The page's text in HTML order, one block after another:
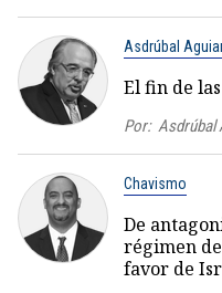
Asdrúbal
El fin de
Por: Asdrúbal
Chavismo
De
régimen
favor de